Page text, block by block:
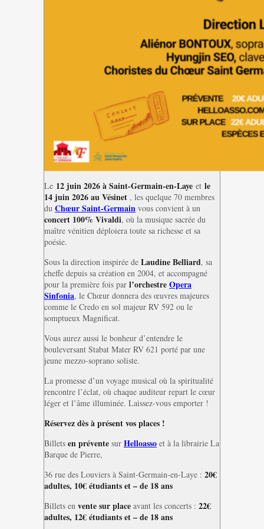
Le 12 juin2026à Saint-Germain-en-Laye et le
14 juin 2026 au Vésinet , les quelque 70 membres
du Chœur Saint-Germain vous convient à un
concert 100% Vivaldi, où la musique sacrée du
maître vénitien déploiera toute sa richesse et sa
poésie.
Sous la direction inspirée de Laudine Belliard, sa
cheffe depuis sa création en 2004, et accompagné
pour la première fois par l’orchestreOpera
Sinfonia, le Chœur donnera des œuvres majeures
comme le Credo en sol majeur RV 592 ou le
somptueux Magnificat.
Vous aurez aussi le bonheur d’entendre le
bouleversant Stabat Mater RV 621 porté par une
jeune mezzo-soprano soliste.
La promesse d’un voyage musical où la spiritualité
rencontre l’éclat, où chaque auditeur repart le cœur
léger et l’âme illuminée. Laissez-vous emporter !
Réservez dès à présent vos places !
Billets en prévente sur Helloasso et à la librairie La
Barque de Pierre,
36 rue des Louviers à Saint-Germain-en-Laye : 20€
adultes, 10€ étudiants et – de 18 ans
Billets en vente sur place avant les concerts : 22€
adultes, 12€ étudiants et – de 18 ans